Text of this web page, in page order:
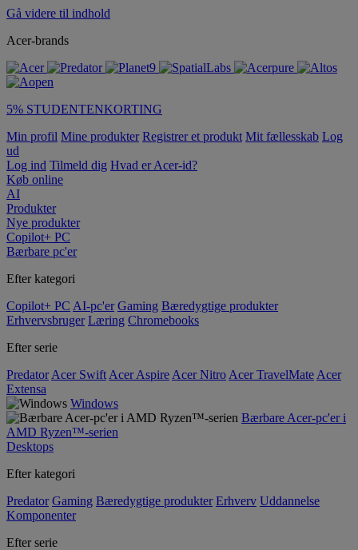
Gå videre til indhold
Acer-brands
5% STUDENTENKORTING
Min profil Mine produkter Registrer et produkt Mit fællesskab Log
ud
Log ind Tilmeld dig Hvad er Acer-id?
Køb online
AI
Produkter
Nye produkter
Copilot+ PC
Bærbare pc'er
Efter kategori
Copilot+ PC AI-pc'er Gaming Bæredygtige produkter
Erhvervsbruger Læring Chromebooks
Efter serie
Predator Acer Swift Acer Aspire Acer Nitro Acer TravelMate Acer
Extensa
Windows
Bærbare Acer-pc'er i
AMD Ryzen™-serien
Desktops
Efter kategori
Predator Gaming Bæredygtige produkter Erhverv Uddannelse
Komponenter
Efter serie